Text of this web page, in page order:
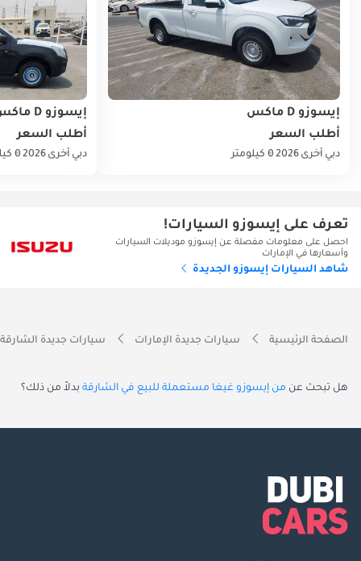
إيسوزو D ماكس
أطلب السعر
دبي أخرى 20260 كيلومتر
إيسوزو D ماكس
أطلب السعر
دبي أخرى 20260 كيلومتر
تعرف على إيسوزو السيارات!
احصل على معلومات مفصلة عن إيسوزو موديلات السيارات
وأسعارها في الإمارات
شاهد السيارات إيسوزو الجديدة
الصفحة الرئيسية سيارات جديدة الإمارات سيارات جديدة الشارقة
هل تبحث عن من إيسوزو غيغا مستعملة للبيع في الشارقة بدلاً من ذلك؟